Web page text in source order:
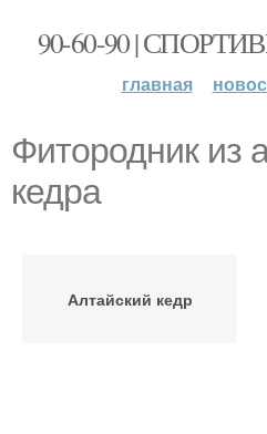
90-60-90 |
главная
Фитородник из
кедра
Алтайский кедр